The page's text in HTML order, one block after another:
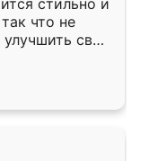
что не
свой